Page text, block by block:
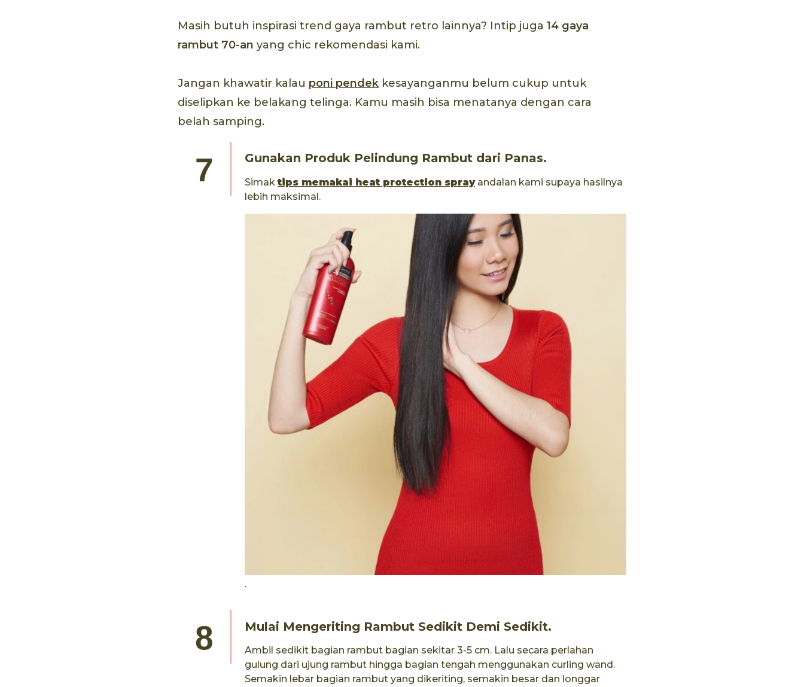
Masih butuh inspirasi trend gaya rambut retro lainnya? Intip juga 14 gaya
rambut 70-an yang chic rekomendasi kami.
Jangan khawatir kalau poni pendek kesayanganmu belum cukup untuk
diselipkan ke belakang telinga. Kamu masih bisa menatanya dengan cara
belah samping.
Gunakan Produk Pelindung Rambut dari Panas.
Simaktips memakai heat protection sprayandalan kami supaya hasilnya
lebih maksimal.
.
Mulai Mengeriting Rambut Sedikit Demi Sedikit.
Ambil sedikit bagian rambut bagian sekitar 3-5 cm. Lalu secara perlahan
gulung dari ujung rambut hingga bagian tengah menggunakan curling wand.
Semakin lebar bagian rambut yang dikeriting, semakin besar dan longgar